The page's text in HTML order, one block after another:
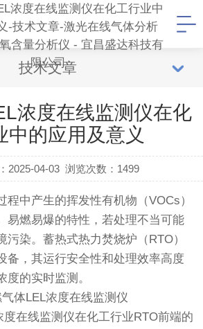
技术文章
浓度在线监测仪在化
中的应用及意义
2025-04-03 浏览次数： 1499
程中产生的挥发性有机物（VOCs）
易燃易爆的特性，若处理不当可能
污染。蓄热式热力焚烧炉（RTO）
备，其运行安全性和处理效率高度
度的实时监测。
度在线监测仪在化工行业RTO前端的